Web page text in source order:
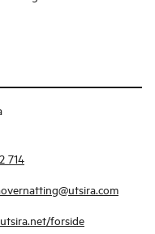
714
forside